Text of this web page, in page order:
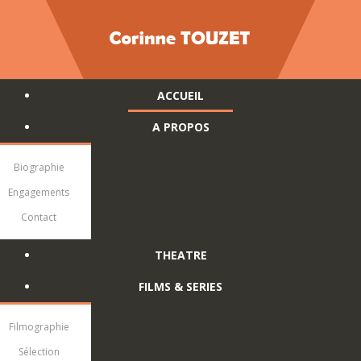
ACCUEIL
A PROPOS
Biographie
Engagements
Contact
THEATRE
FILMS & SERIES
Filmographie
Sélection